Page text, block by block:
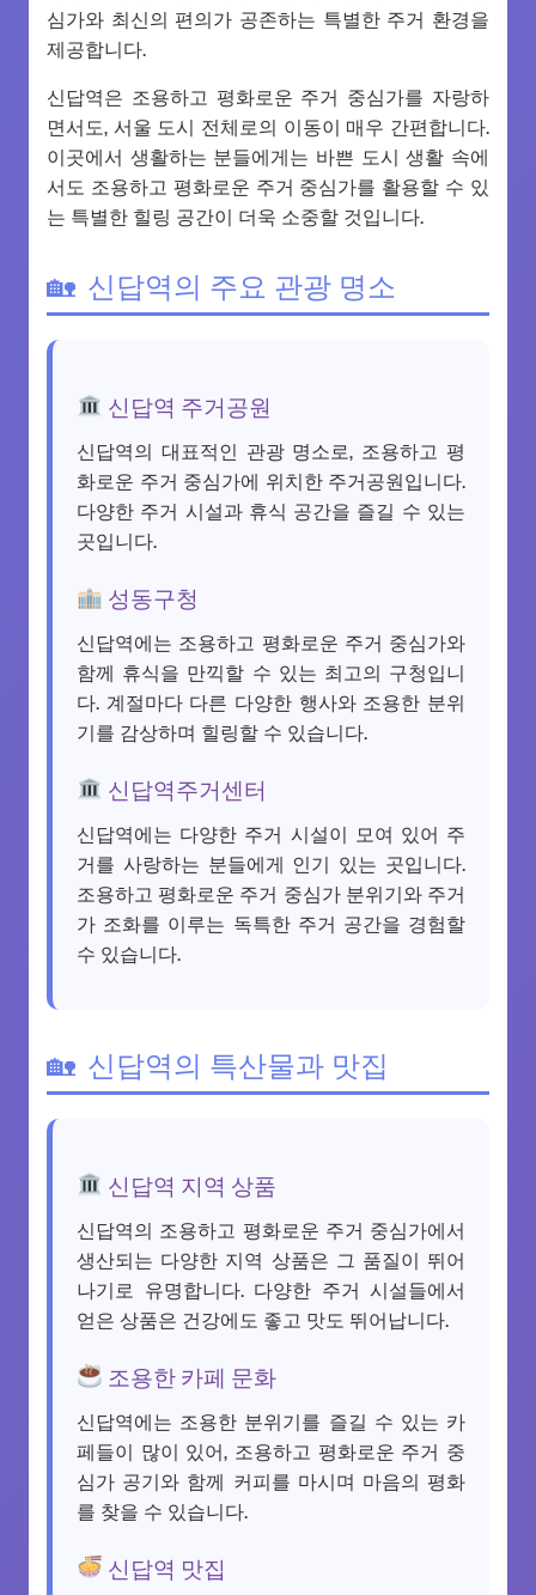
심가와 최신의 편의가 공존하는 특별한 주거 환경을
제공합니다.
신답역은 조용하고 평화로운 주거 중심가를 자랑하
면서도, 서울 도시 전체로의 이동이 매우 간편합니다.
이곳에서 생활하는 분들에게는 바쁜 도시 생활 속에
서도 조용하고 평화로운 주거 중심가를 활용할 수 있
는 특별한 힐링 공간이 더욱 소중할 것입니다.
신답역의 주요 관광 명소
신답역 주거공원
신답역의 대표적인 관광 명소로, 조용하고 평
화로운 주거 중심가에 위치한 주거공원입니다.
다양한 주거 시설과 휴식 공간을 즐길 수 있는
곳입니다.
성동구청
신답역에는 조용하고 평화로운 주거 중심가와
함께 휴식을 만끽할 수 있는 최고의 구청입니
다. 계절마다 다른 다양한 행사와 조용한 분위
기를 감상하며 힐링할 수 있습니다.
신답역주거센터
신답역에는 다양한 주거 시설이 모여 있어 주
거를 사랑하는 분들에게 인기 있는 곳입니다.
조용하고 평화로운 주거 중심가 분위기와 주거
가 조화를 이루는 독특한 주거 공간을 경험할
수 있습니다.
신답역의 특산물과 맛집
신답역 지역 상품
신답역의 조용하고 평화로운 주거 중심가에서
생산되는 다양한 지역 상품은 그 품질이 뛰어
나기로 유명합니다. 다양한 주거 시설들에서
얻은 상품은 건강에도 좋고 맛도 뛰어납니다.
조용한 카페 문화
신답역에는 조용한 분위기를 즐길 수 있는 카
페들이 많이 있어, 조용하고 평화로운 주거 중
심가 공기와 함께 커피를 마시며 마음의 평화
를 찾을 수 있습니다.
신답역 맛집